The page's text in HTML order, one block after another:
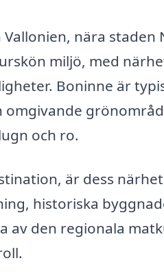
nära staden
miljö, med
Boninne är
och ro.
är dess
historiska
av den regionala